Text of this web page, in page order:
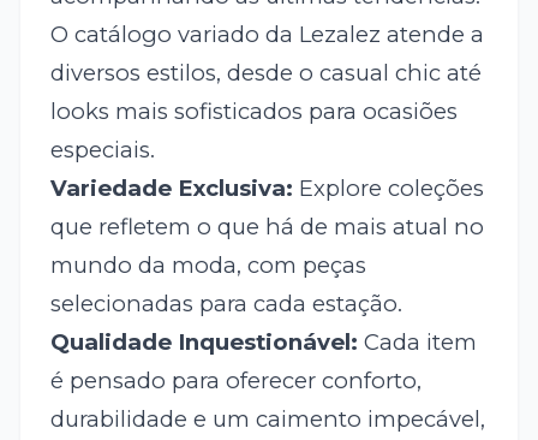
O catálogo variado da Lezalez atende a
diversos estilos, desde o casual chic até
looks mais sofisticados para ocasiões
especiais.
Variedade Exclusiva: Explore coleções
que refletem o que há de mais atual no
mundo da moda, com peças
selecionadas para cada estação.
Qualidade Inquestionável: Cada item
é pensado para oferecer conforto,
durabilidade e um caimento impecável,